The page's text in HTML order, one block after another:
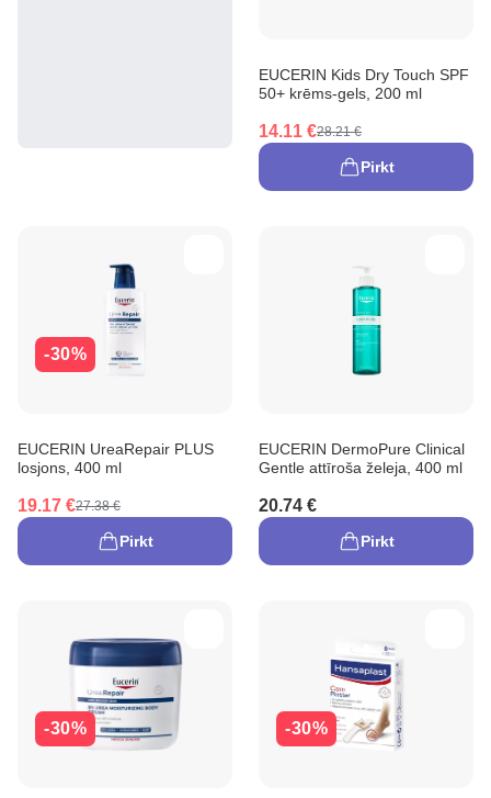
EUCERIN Kids Dry Touch SPF
50+ krēms-gels, 200 ml
14.11 €28.21 €
Pirkt
-30%
EUCERIN UreaRepair PLUS
losjons, 400 ml
19.17 €27.38 €
Pirkt
EUCERIN DermoPure Clinical
Gentle attīroša želeja, 400 ml
20.74 €
Pirkt
-30% -30%